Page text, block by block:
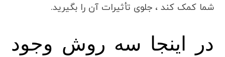
شما کمک کند ، جلوی تأثیرات آن را بگیرید.
در اینجا سه روش وجود